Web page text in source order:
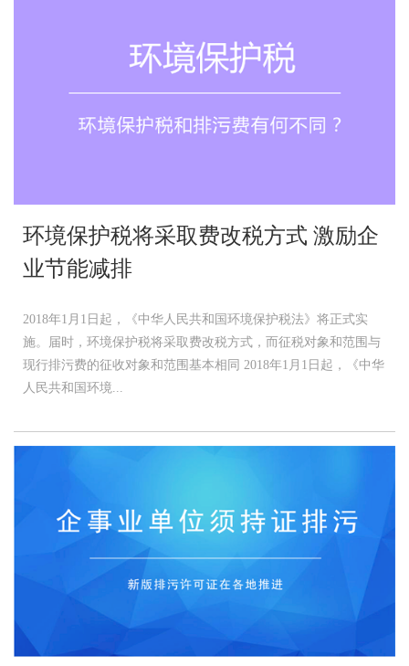
环境保护税将采取费改税方式 激励企
业节能减排
2018年1月1日起，《中华人民共和国环境保护税法》将正式实
施。届时，环境保护税将采取费改税方式，而征税对象和范围与
现行排污费的征收对象和范围基本相同 2018年1月1日起，《中华
人民共和国环境...